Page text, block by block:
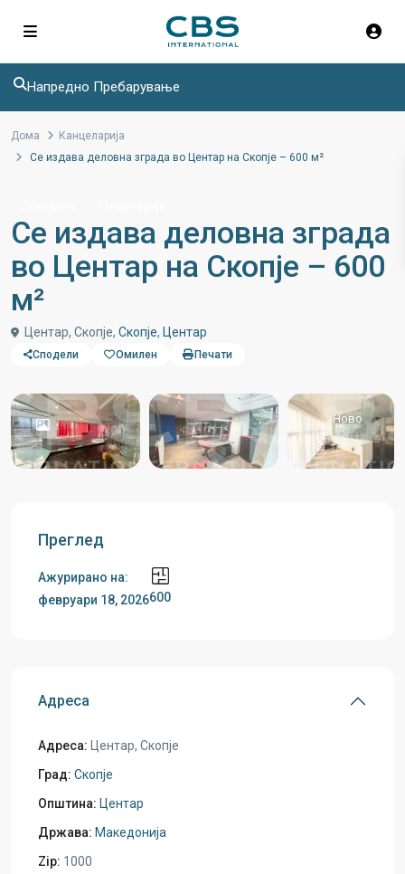
Напредно Пребарување
Дома
Канцеларија
Се издава деловна зграда во Центар на Скопје – 600 м²
Се издава деловна зграда
во Центар на Скопје – 600
м²
Центар, Скопје, Скопје, Центар
Сподели Омилен Печати
Ново
Преглед
Ажурирано на:
февруари 18, 2026600
Адреса
Адреса: Центар, Скопје
Град: Скопје
Општина: Центар
Држава: Македонија
Zip: 1000